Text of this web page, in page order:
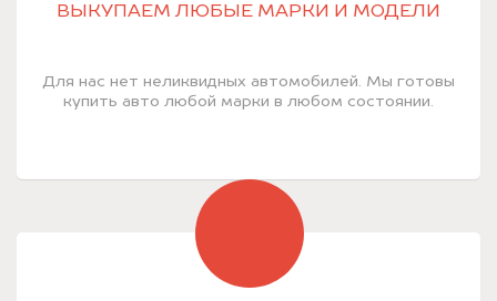
ВЫКУПАЕМ ЛЮБЫЕ МАРКИ И МОДЕЛИ
Для нас нет неликвидных автомобилей. Мы готовы
купить авто любой марки в любом состоянии.